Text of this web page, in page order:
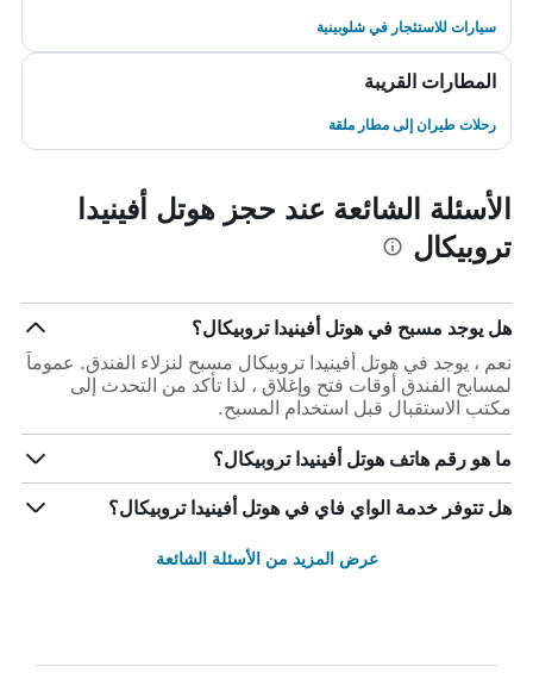
سيارات للاستئجار في شلوبينية
المطارات القريبة
رحلات طيران إلى مطار ملقة
الأسئلة الشائعة عند حجز هوتل أفينيدا
تروبيكال
هل يوجد مسبح في هوتل أفينيدا تروبيكال؟
نعم ، يوجد في هوتل أفينيدا تروبيكال مسبح لنزلاء الفندق. عموماً
لمسابح الفندق أوقات فتح وإغلاق ، لذا تأكد من التحدث إلى
مكتب الاستقبال قبل استخدام المسبح.
ما هو رقم هاتف هوتل أفينيدا تروبيكال؟
هل تتوفر خدمة الواي فاي في هوتل أفينيدا تروبيكال؟
عرض المزيد من الأسئلة الشائعة